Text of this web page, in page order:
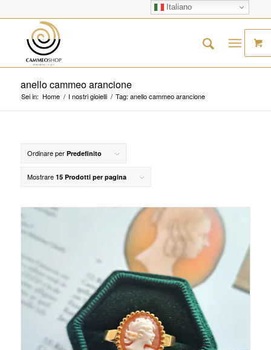
anello cammeo arancione
Sei in: Home / I nostri gioielli / Tag: anello cammeo arancione
Ordinare per Predefinito
Mostrare 15 Prodotti per pagina
Italiano